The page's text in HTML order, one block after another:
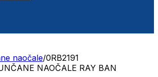
naočale/0RB2191
NAOČALE RAY BAN